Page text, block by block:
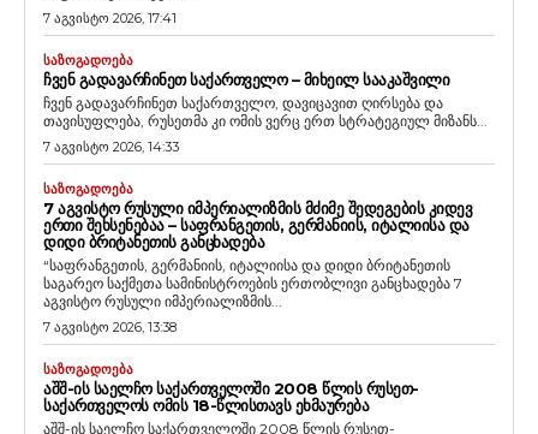
7 აგვისტო 2026, 17:41
ᲡᲐᲖᲝᲒᲐᲓᲝᲔᲑᲐ
ᲩᲕᲔᲜ ᲒᲐᲓᲐᲕᲐᲠᲩᲘᲜᲔᲗ ᲡᲐᲥᲐᲠᲗᲕᲔᲚᲝ – ᲛᲘᲮᲔᲘᲚ ᲡᲐᲐᲙᲐᲨᲕᲘᲚᲘ
ჩვენ გადავარჩინეთ საქართველო, დავიცავით ღირსება და
თავისუფლება, რუსეთმა კი ომის ვერც ერთ სტრატეგიულ მიზანს...
7 აგვისტო 2026, 14:33
ᲡᲐᲖᲝᲒᲐᲓᲝᲔᲑᲐ
7 ᲐᲒᲕᲘᲡᲢᲝ ᲠᲣᲡᲣᲚᲘ ᲘᲛᲞᲔᲠᲘᲐᲚᲘᲖᲛᲘᲡ ᲛᲫᲘᲛᲔ ᲨᲔᲓᲔᲒᲔᲑᲘᲡ ᲙᲘᲓᲔᲕ
ᲔᲠᲗᲘ ᲨᲔᲮᲡᲔᲜᲔᲑᲐᲐ – ᲡᲐᲤᲠᲐᲜᲒᲔᲗᲘᲡ, ᲒᲔᲠᲛᲐᲜᲘᲘᲡ, ᲘᲢᲐᲚᲘᲘᲡᲐ ᲓᲐ
ᲓᲘᲓᲘ ᲑᲠᲘᲢᲐᲜᲔᲗᲘᲡ ᲒᲐᲜᲪᲮᲐᲓᲔᲑᲐ
“საფრანგეთის, გერმანიის, იტალიისა და დიდი ბრიტანეთის
საგარეო საქმეთა სამინისტროების ერთობლივი განცხადება 7
აგვისტო რუსული იმპერიალიზმის...
7 აგვისტო 2026, 13:38
ᲡᲐᲖᲝᲒᲐᲓᲝᲔᲑᲐ
ᲐᲨᲨ-ᲘᲡ ᲡᲐᲔᲚᲩᲝ ᲡᲐᲥᲐᲠᲗᲕᲔᲚᲝᲨᲘ 2008 ᲬᲚᲘᲡ ᲠᲣᲡᲔᲗ-
ᲡᲐᲥᲐᲠᲗᲕᲔᲚᲝᲡ ᲝᲛᲘᲡ 18-ᲬᲚᲘᲡᲗᲐᲕᲡ ᲔᲮᲛᲐᲣᲠᲔᲑᲐ
აშშ-ის საელჩო საქართველოში 2008 წლის რუსეთ-